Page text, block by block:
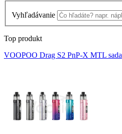
Vyhľadávanie
Top produkt
VOOPOO Drag S2 PnP-X MTL sada